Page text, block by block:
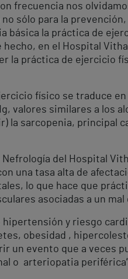
frecuencia nos
sólo para la
básica la práctica de
en el Hospital
la práctica de ejercicio
físico se traduce
valores similares a los
sarcopenia, principal
del Hospital
una tasa alta de
lo que hace que
asociadas a un mal
hipertensión y riesgo
obesidad ,
un evento que a veces
o arteriopatia